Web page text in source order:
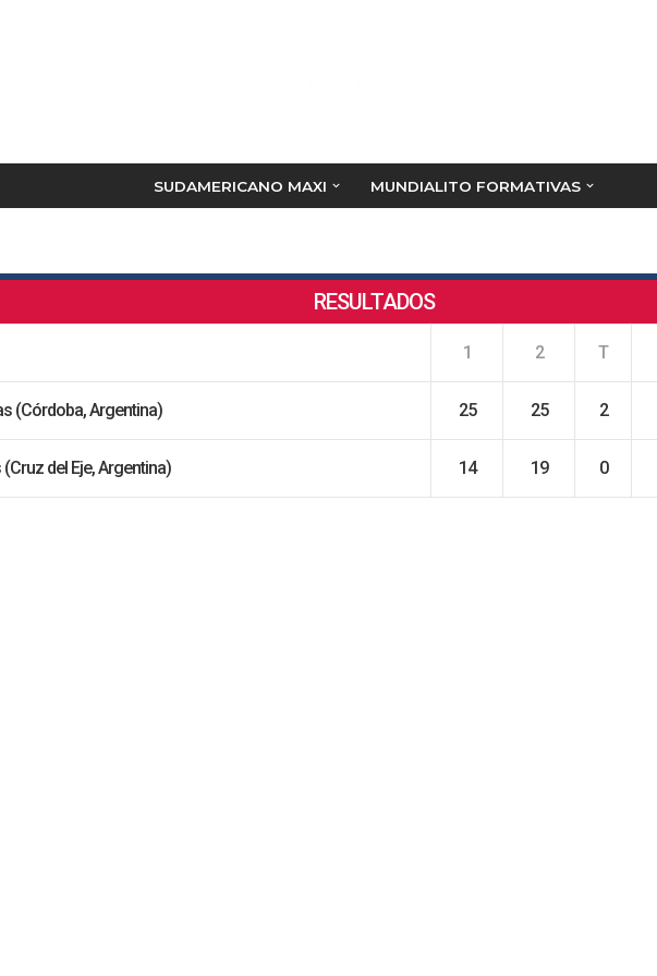
SUDAMERICANO MAXI MUNDIALITO FORMATIVAS
RESULTADOS
1 2 T
(Córdoba, Argentina) 25 25 2
del Eje, Argentina) 14 19 0